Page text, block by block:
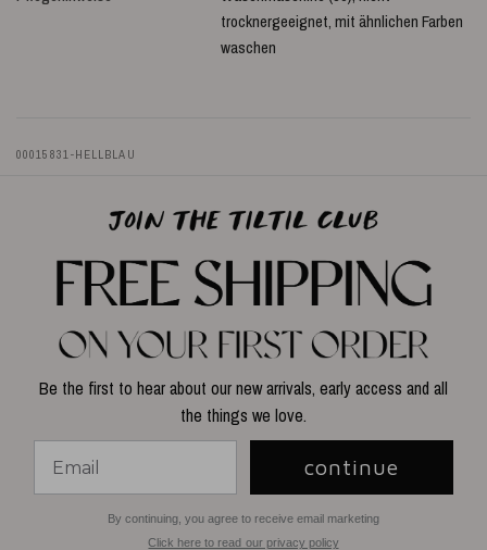
trocknergeeignet, mit ähnlichen Farben
waschen
00015831-HELLBLAU
Be the first to hear about our new arrivals, early access and all
the things we love.
continue
By continuing, you agree to receive email marketing
Click here to read our privacy policy